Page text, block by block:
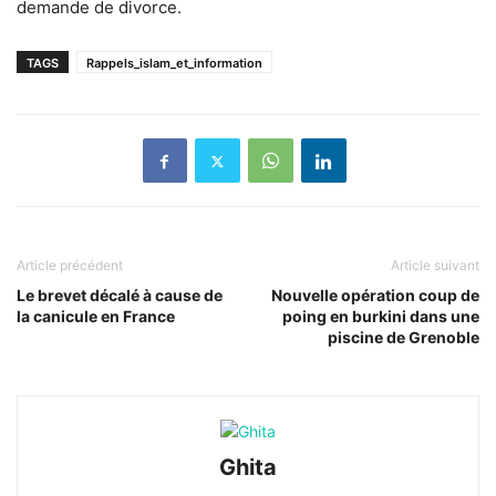
demande de divorce.
TAGS Rappels_islam_et_information
Article précédent
Le brevet décalé à cause de
la canicule en France
Article suivant
Nouvelle opération coup de
poing en burkini dans une
piscine de Grenoble
Ghita